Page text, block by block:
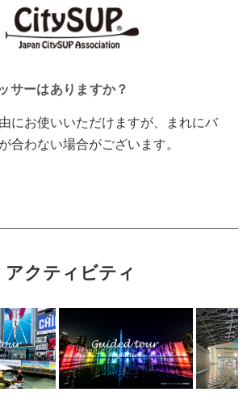
サーはありますか？
にお使いいただけますが、まれにバ
合わない場合がございます。
アクティビティ